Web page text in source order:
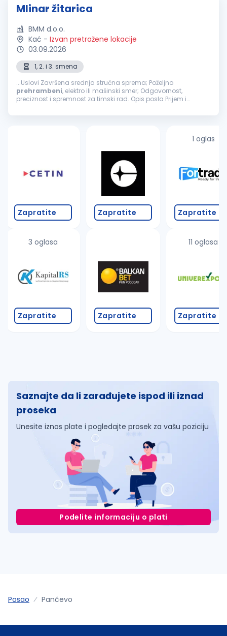
Mlinar žitarica
BMM d.o.o.
Kać - Izvan pretražene lokacije
03.09.2026
1, 2. i 3. smena
...Uslovi Završena srednja stručna sprema; Poželjno
prehrambeni, elektro ili mašinski smer; Odgovornost,
preciznost i spremnost za timski rad. Opis posla Prijem i
pšenice; Praćenje...
Zapratite
3 oglasa
Zapratite
Zapratite
Zapratite
1 oglas
Zapratite
11 oglasa
Zapratite
Saznajte da li zarađujete ispod ili iznad
proseka
Unesite iznos plate i pogledajte prosek za vašu poziciju
Podelite informaciju o plati
Posao Pančevo